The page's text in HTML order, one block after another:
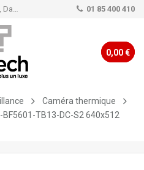
Distributeur officiel Hikvision, Ajax, Dahua, TP-Link - Caméra de vidéo surveillance - Alarme 01 85 400 410
0,00 €
Caméra thermique
TB13-DC-S2 640x512